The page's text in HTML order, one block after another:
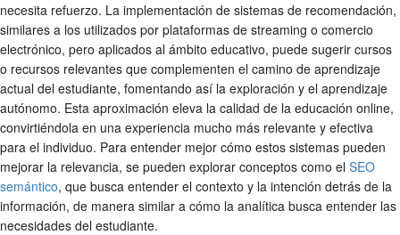
necesita refuerzo. La implementación de sistemas de recomendación,
similares a los utilizados por plataformas de streaming o comercio
electrónico, pero aplicados al ámbito educativo, puede sugerir cursos
o recursos relevantes que complementen el camino de aprendizaje
actual del estudiante, fomentando así la exploración y el aprendizaje
autónomo. Esta aproximación eleva la calidad de la educación online,
convirtiéndola en una experiencia mucho más relevante y efectiva
para el individuo. Para entender mejor cómo estos sistemas pueden
mejorar la relevancia, se pueden explorar conceptos como el SEO
semántico, que busca entender el contexto y la intención detrás de la
información, de manera similar a cómo la analítica busca entender las
necesidades del estudiante.